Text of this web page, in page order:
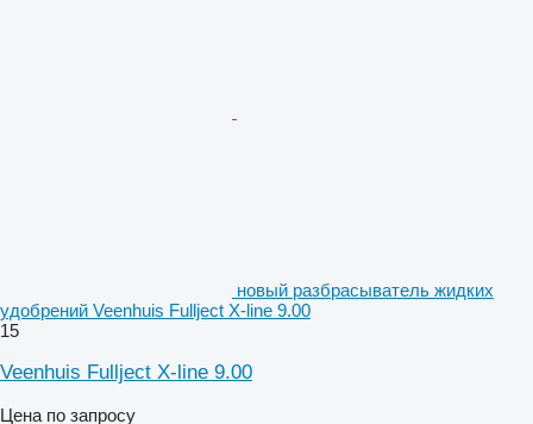
новый разбрасыватель жидких
удобрений Veenhuis Fullject X-line 9.00
15
Veenhuis Fullject X-line 9.00
Цена по запросу